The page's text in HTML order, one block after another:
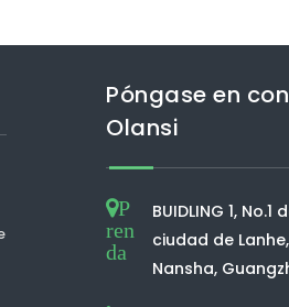
Póngase en
Olansi
P
ren
da
BUIDLING 1,
ciudad de
Nansha,